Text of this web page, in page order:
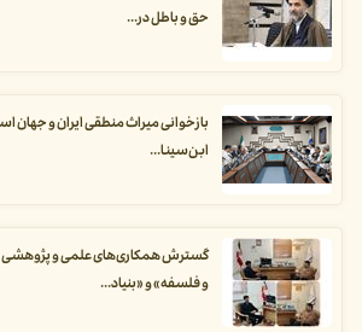
حق و باطل در...
بازخوانی میراث منطقی ایران و جهان
ابن‌سینا...
گسترش همکاری‌های علمی و
و فلسفه» و «بنیاد...